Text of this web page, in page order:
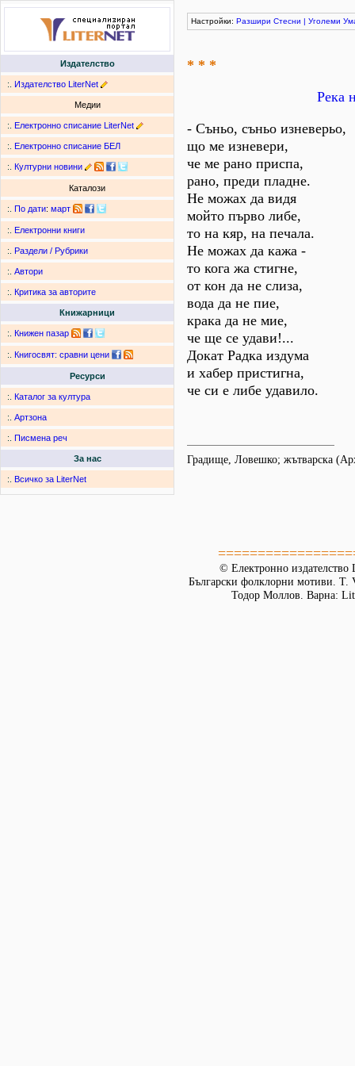
Издателство
:. Издателство LiterNet
Медии
:. Електронно списание LiterNet
:. Електронно списание БЕЛ
:. Културни новини
Каталози
:. По дати: март
:. Електронни книги
:. Раздели / Рубрики
:. Автори
:. Критика за авторите
Книжарници
:. Книжен пазар
:. Книгосвят: сравни цени
Ресурси
:. Каталог за култура
:. Артзона
:. Писмена реч
За нас
:. Всичко за LiterNet
Настройки: Разшири Стесни | Уголеми
* * *
Река
- Съньо, съньо изневерьо,
що ме изневери,
че ме рано приспа,
рано, преди пладне.
Не можах да видя
мойто първо либе,
то на кяр, на печала.
Не можах да кажа -
то кога жа стигне,
от кон да не слиза,
вода да не пие,
крака да не мие,
че ще се удави!...
Докат Радка издума
и хабер пристигна,
че си е либе удавило.
Градище, Ловешко; жътварска
© Електронно издателство
Български фолклорни мотиви.
Тодор Моллов. Варна: